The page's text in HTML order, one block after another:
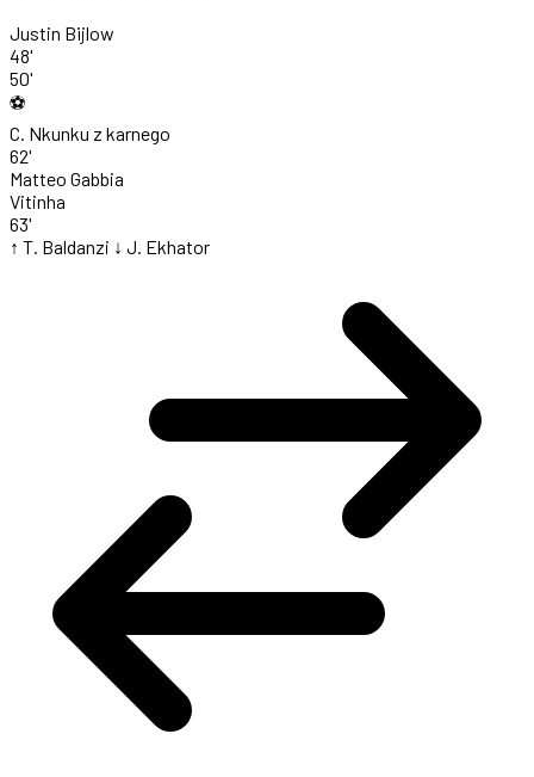
Justin Bijlow
48'
50'
⚽
C. Nkunku z karnego
62'
Matteo Gabbia
Vitinha
63'
↑ T. Baldanzi ↓ J. Ekhator